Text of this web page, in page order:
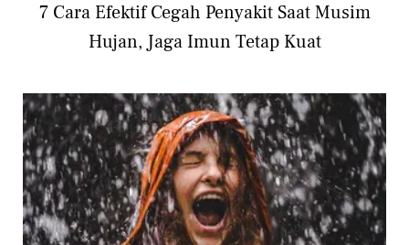
7 Cara Efektif Cegah Penyakit Saat Musim
Hujan, Jaga Imun Tetap Kuat